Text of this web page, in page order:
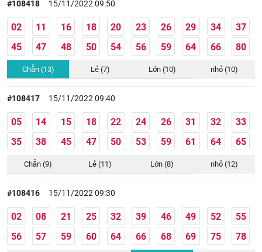
#108418 15/11/2022 09:50
02 11 16 18 20 23 26 29 34
37
45
47 48 50 54 56 59 64 66 80
Chẵn (13) Lẻ (7) Lớn (10) nhỏ (10)
#108417 15/11/2022 09:40
05 14 15 18 22 24 26 31 32
33
35
38 45 47 50 53 59 61 64 65
Chẵn (9) Lẻ (11) Lớn (8) nhỏ (12)
#108416 15/11/2022 09:30
02 08 21 25 32 39 46 49 52
55
56
57 59 60 64 66 68 69 75 78